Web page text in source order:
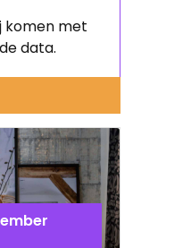
komen met
data.